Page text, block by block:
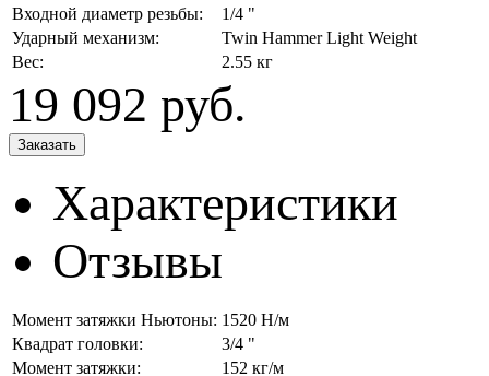
Входной диаметр резьбы:
1/4 "
Ударный механизм:
Twin Hammer Light Weight
Вес:
2.55 кг
19 092 руб.
Характеристики
Отзывы
Момент затяжки Ньютоны: 1520 Н/м
Квадрат головки:
3/4 "
Момент затяжки:
152 кг/м